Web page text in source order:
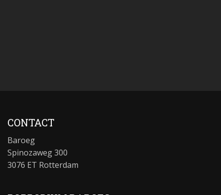
CONTACT
Baroeg
Spinozaweg 300
3076 ET Rotterdam